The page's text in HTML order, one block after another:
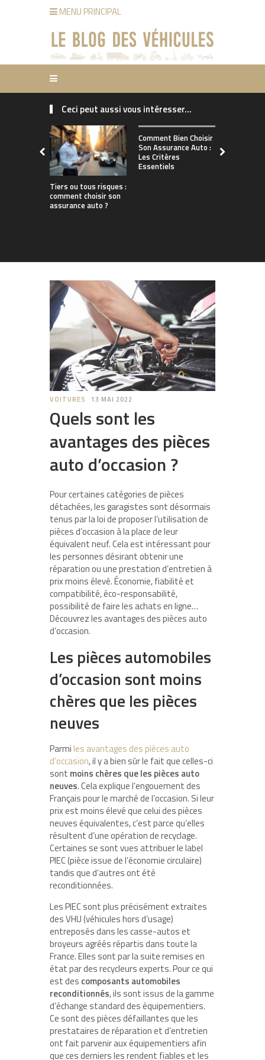
MENU PRINCIPAL
Ceci peut aussi vous intéresser...
Tiers ou tous risques :
comment choisir son
assurance auto ?
Comment Bien Choisir
Son Assurance Auto :
Les Critères
Essentiels
VOITURES 13 MAI 2022
Quels sont les
avantages des pièces
auto d’occasion ?
Pour certaines catégories de pièces
détachées, les garagistes sont désormais
tenus par la loi de proposer l’utilisation de
pièces d’occasion à la place de leur
équivalent neuf. Cela est intéressant pour
les personnes désirant obtenir une
réparation ou une prestation d’entretien à
prix moins élevé. Économie, fiabilité et
compatibilité, éco-responsabilité,
possibilité de faire les achats en ligne…
Découvrez les avantages des pièces auto
d’occasion.
Les pièces automobiles
d’occasion sont moins
chères que les pièces
neuves
Parmi les avantages des pièces auto
d’occasion, il y a bien sûr le fait que celles-ci
sont moins chères que les pièces auto
neuves. Cela explique l’engouement des
Français pour le marché de l’occasion. Si leur
prix est moins élevé que celui des pièces
neuves équivalentes, c’est parce qu’elles
résultent d’une opération de recyclage.
Certaines se sont vues attribuer le label
PIEC (pièce issue de l’économie circulaire)
tandis que d’autres ont été
reconditionnées.
Les PIEC sont plus précisément extraites
des VHU (véhicules hors d’usage)
entreposés dans les casse-autos et
broyeurs agréés répartis dans toute la
France. Elles sont par la suite remises en
état par des recycleurs experts. Pour ce qui
est des composants automobiles
reconditionnés, ils sont issus de la gamme
d’échange standard des équipementiers.
Ce sont des pièces défaillantes que les
prestataires de réparation et d’entretien
ont fait parvenir aux équipementiers afin
que ces derniers les rendent fiables et les